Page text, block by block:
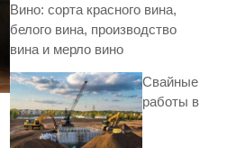
Вино: сорта красного вина,
белого вина, производство
вина и мерло вино
Свайные
работы в